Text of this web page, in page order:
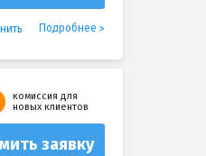
Подробнее
комиссия для
новых клиентов
заявку